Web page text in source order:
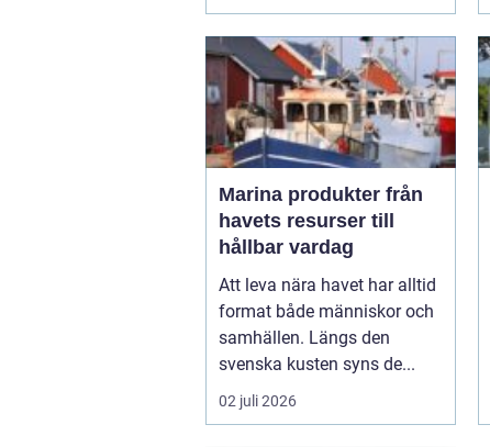
Marina produkter från
havets resurser till
hållbar vardag
Att leva nära havet har alltid
format både människor och
samhällen. Längs den
svenska kusten syns de...
02 juli 2026